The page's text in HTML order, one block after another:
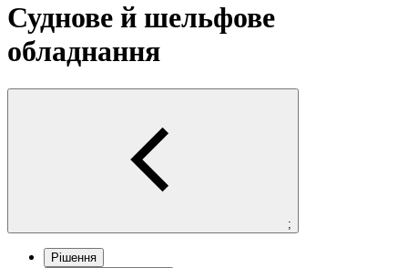
Суднове й шельфове
обладнання
;
Рішення